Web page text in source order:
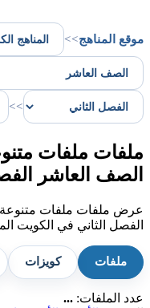
موقع المناهج>>
>>
ملفات ملفات
الصف العاشر
عرض ملفات ملفات متنوعة
الفصل الثاني في الكويت
ملفات كويزات
عدد الملفات: ...